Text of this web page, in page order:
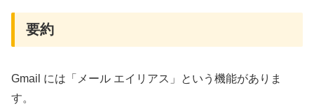
要約
Gmail には「メール エイリアス」という機能がありま
す。